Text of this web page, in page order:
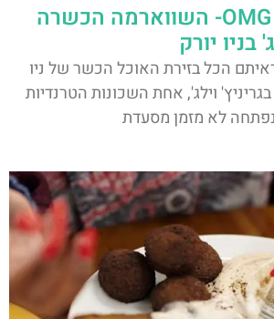
OMG SHAWARMA- השווארמה הכשרה
בניו יורק
הכל בזירת האוכל הכשר של ניו
וילג', אחת השכונות הטרנדיות
לא מזמן מסעדת